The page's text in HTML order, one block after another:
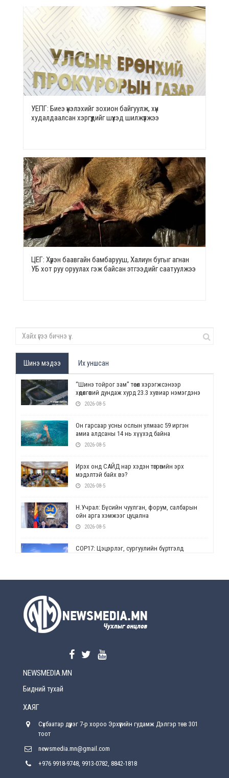
УЕПГ: Биеэ үнэлэхийг зохион байгуулж, хүн
худалдаалсан хэргүүдийг шүүхэд шилжүүлжээ
ЦЕГ: Хүрэн баавгайн бамбарууш, Халиун бугыг агнан
УБ хот руу оруулах гэж байсан этгээдийг саатуулжээ
Шинэ мэдээ Их уншсан
“Шинэ тойрог зам” төсөл хэрэгжсэнээр
хөдөлгөөний дундаж хурд 23.3 хувиар нэмэгдэнэ
2026-08-5
Он гарсаар усны ослын улмаас 59 иргэн
амиа алдсаны 14 нь хүүхэд байна
2026-08-5
Ирэх онд САЙД нар хэдэн төгрөгийн эрх
мэдэлтэй байх вэ?
2026-08-5
Н.Учрал: Бүсийн чуулган, форум, салбарын
ойн арга хэмжээг цуцална
2026-08-5
СОР17: Цэцэрлэг, сургуулийн бүртгэлд
2026-08-5
2026-08-5
хүрсэн өгөөжөөрөө ажлаа үнэлж, хэрэгжилтээ
Улсын онцгой комисс өвөлжилтийн бэлтгэл,
NEWSMEDIA.MN
Бидний тухай
ХАЯГ
Сүхбаатар дүүрэг 7-р хороо Эрхүүгийн гудамж Дэлгэр төв 301
тоот
newsmedia.mn@gmail.com
+976 9918-9748, 9913-0782, 8842-1818